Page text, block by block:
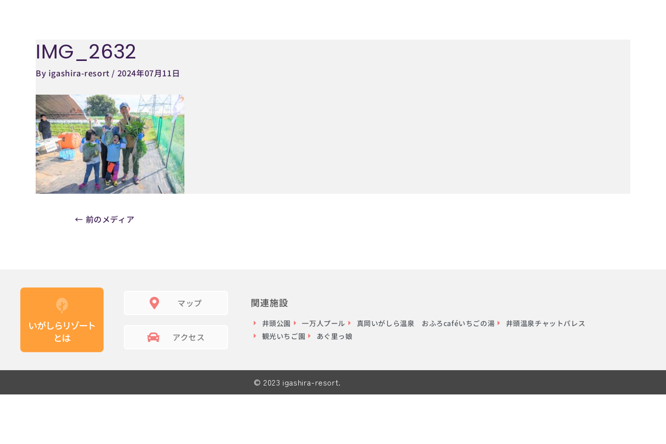
IMG_2632
By igashira-resort / 2024年07月11日
Post
navigation
← 前のメディア
マップ
アクセス
関連施設
井頭公園 一万人プール 真岡いがしら温泉 おふろcaféいちごの湯
井頭温泉チャットパレス
観光いちご園
あぐ里っ娘
© 2023 igashira-resort.